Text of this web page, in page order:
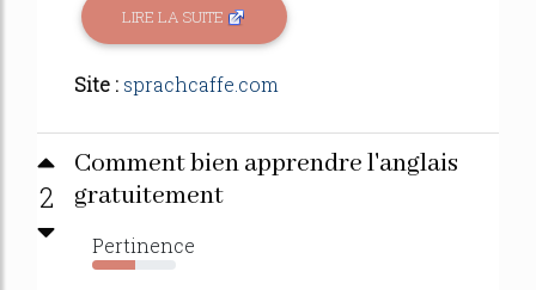
LIRE LA SUITE
Site : sprachcaffe.com
2
Comment bien apprendre l'anglais
gratuitement
Pertinence
51%